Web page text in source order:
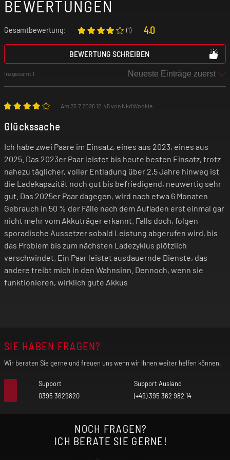
Laden dürfen nur Lithium-Ionen-Ladegeräte
verwendet werden. Allerdings haben die
günstigen Ladegeräte mitunter den Nachteil,
dass sie nach Ende des Ladevorgangs nicht
sicher abschalten, sondern die Akkus mit einem
kleinen Ladestrom weiterladen, was gefährlich
sein kann. Ferner gehören Akkus und Batterien
nicht in den Hausmüll! Bitte entsorge deine
den kommunalen Sammelstellen oder in den
dafür vorgesehenen [meist grünen] Behältnissen
des Handels.
Wenn der Akku ausläuft und Elektrolyt in deine
Augen gelangt, reibe diese unter keinen
Umständen. Spüle stattdessen deine Augen mit
sauberem Leitungswasser und suche
unverzüglich einen Arzt auf. Unbehandelt kann
Elektrolyt Augenverletzungen verursachen.
bei direkter Sonneneinstrahlung. Du riskierst
andernfalls, dass der Akku überhitzt. Das kann
auch die Lebensdauer des Akkus
beeinträchtigen.
Verwende den Akku nicht, falls du eine Geruchs-
oder Wärmeentwicklung feststellst. Verfärbt oder
BEWERTUNGEN
Gesamtbewertung: (1) 4.0
BEWERTUNG SCHREIBEN
Insgesamt 1
Am 25.7.2026 12:45 von NkdWookie
Glückssache
Ich habe zwei Paare im Einsatz, eines aus 2023, eines aus
2025. Das 2023er Paar leistet bis heute besten Einsatz, trotz
nahezu täglicher, voller Entladung über 2,5 Jahre hinweg ist
die Ladekapazität noch gut bis befriedigend, neuwertig sehr
gut. Das 2025er Paar dagegen, wird nach etwa 6 Monaten
Gebrauch in 50 % der Fälle nach dem Aufladen erst einmal gar
nicht mehr vom Akkuträger erkannt. Falls doch, folgen
sporadische Aussetzer sobald Leistung abgerufen wird, bis
das Problem bis zum nächsten Ladezyklus plötzlich
verschwindet. Ein Paar leistet ausdauernde Dienste, das
andere treibt mich in den Wahnsinn. Dennoch, wenn sie
funktionieren, wirklich gute Akkus
SIE HABEN FRAGEN?
Wir beraten Sie gerne und freuen uns wenn wir Ihnen weiter helfen können.
Support
0395 3629820
Support Ausland
(+49) 395 362 982 14
NOCH FRAGEN?
ICH BERATE SIE GERNE!